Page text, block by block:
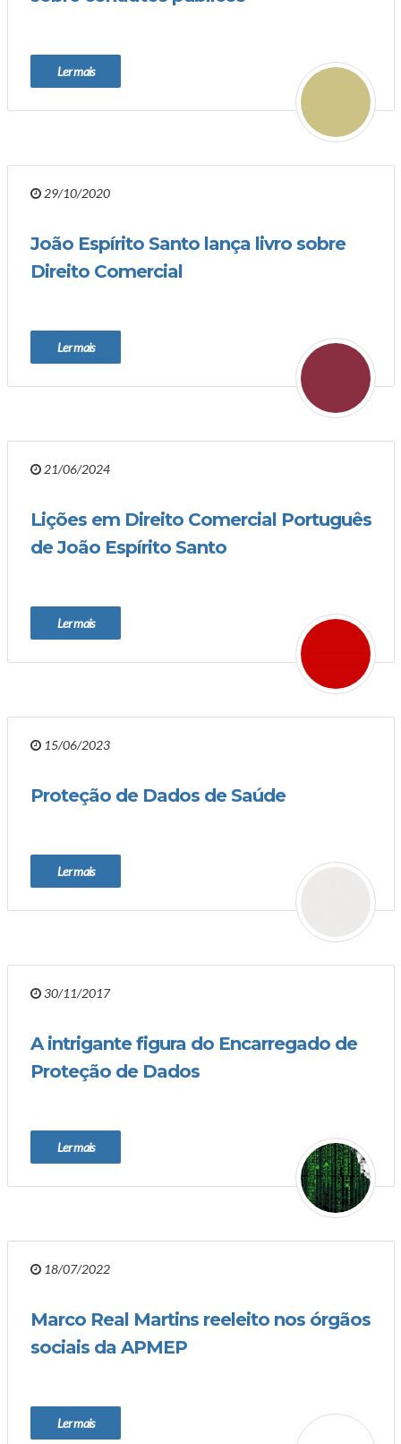
Ler mais
29/10/2020
João Espírito Santo lança livro sobre
Direito Comercial
Ler mais
21/06/2024
Lições em Direito Comercial Português
de João Espírito Santo
Ler mais
15/06/2023
Proteção de Dados de Saúde
Ler mais
30/11/2017
A intrigante figura do Encarregado de
Proteção de Dados
Ler mais
18/07/2022
Marco Real Martins reeleito nos órgãos
sociais da APMEP
Ler mais